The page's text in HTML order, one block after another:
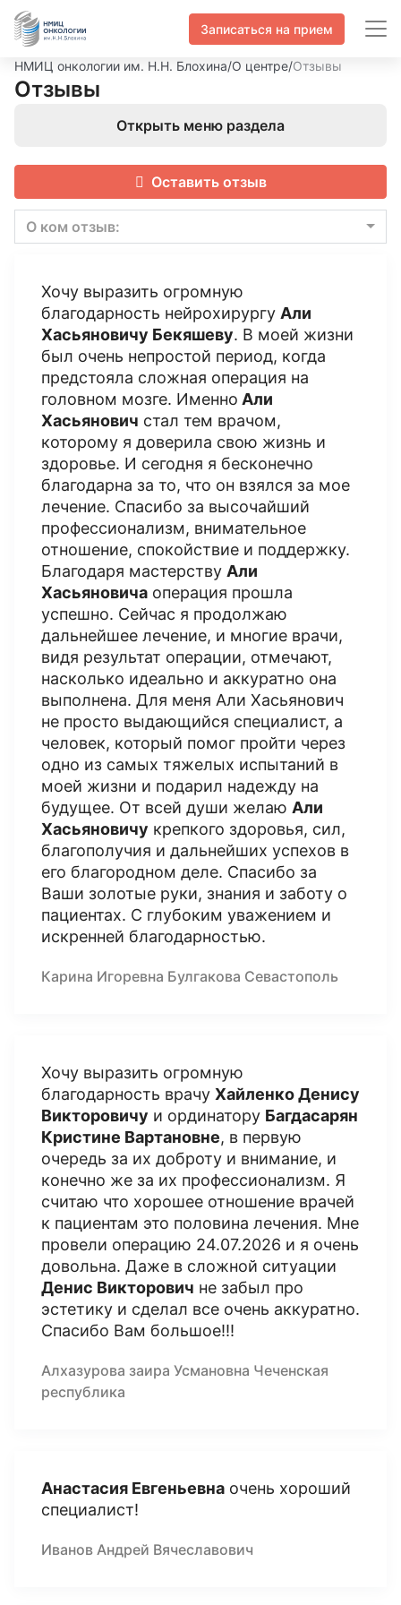
Записаться на прием
НМИЦ онкологии им. Н.Н. Блохина/О центре/Отзывы
Отзывы
Открыть меню раздела
Оставить отзыв
О ком отзыв:
Хочу выразить огромную
благодарность нейрохирургу Али
Хасьяновичу Бекяшеву. В моей жизни
был очень непростой период, когда
предстояла сложная операция на
головном мозге. Именно Али
Хасьянович стал тем врачом,
которому я доверила свою жизнь и
здоровье. И сегодня я бесконечно
благодарна за то, что он взялся за мое
лечение. Спасибо за высочайший
профессионализм, внимательное
отношение, спокойствие и поддержку.
Благодаря мастерству Али
Хасьяновича операция прошла
успешно. Сейчас я продолжаю
дальнейшее лечение, и многие врачи,
видя результат операции, отмечают,
насколько идеально и аккуратно она
выполнена. Для меня Али Хасьянович
не просто выдающийся специалист, а
человек, который помог пройти через
одно из самых тяжелых испытаний в
моей жизни и подарил надежду на
будущее. От всей души желаю Али
Хасьяновичу крепкого здоровья, сил,
благополучия и дальнейших успехов в
его благородном деле. Спасибо за
Ваши золотые руки, знания и заботу о
пациентах. С глубоким уважением и
искренней благодарностью.
Карина Игоревна Булгакова Севастополь
Хочу выразить огромную
благодарность врачу Хайленко Денису
Викторовичу и ординатору Багдасарян
Кристине Вартановне, в первую
очередь за их доброту и внимание, и
конечно же за их профессионализм. Я
считаю что хорошее отношение врачей
к пациентам это половина лечения. Мне
провели операцию 24.07.2026 и я очень
довольна. Даже в сложной ситуации
Денис Викторович не забыл про
эстетику и сделал все очень аккуратно.
Спасибо Вам большое!!!
Алхазурова заира Усмановна Чеченская
республика
Анастасия Евгеньевна очень хороший
специалист!
Иванов Андрей Вячеславович